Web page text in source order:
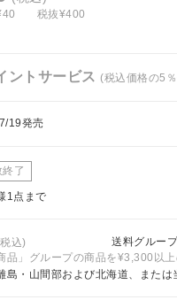
税抜¥400
ントサービス(税込価格の5
19発売
終了
1点まで
込) 送料グループ
品」グループの商品を¥3,300以
島・山間部および北海道、または